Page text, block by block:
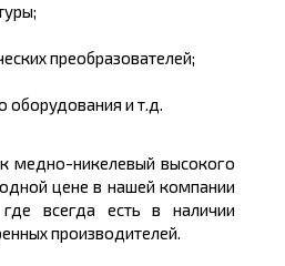
преобразователей;
оборудования и т.д.
медно-никелевый высокого
ценев нашей компании
всегда есть в наличии
производителей.